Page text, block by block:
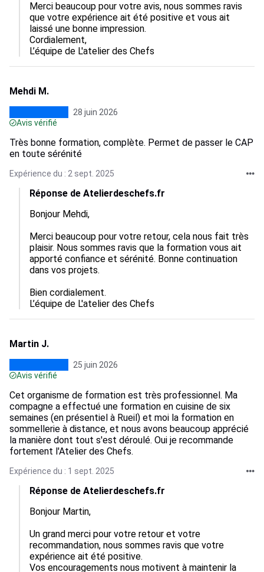
Merci beaucoup pour votre avis, nous sommes ravis
que votre expérience ait été positive et vous ait
laissé une bonne impression.
Cordialement,
L’équipe de L'atelier des Chefs
Mehdi M.
28 juin 2026
Avis vérifié
Très bonne formation, complète. Permet de passer le CAP
en toute sérénité
Expérience du : 2 sept. 2025
Réponse de Atelierdeschefs.fr
Bonjour Mehdi,
Merci beaucoup pour votre retour, cela nous fait très
plaisir. Nous sommes ravis que la formation vous ait
apporté confiance et sérénité. Bonne continuation
dans vos projets.
Bien cordialement.
L’équipe de L'atelier des Chefs
Martin J.
25 juin 2026
Avis vérifié
Cet organisme de formation est très professionnel. Ma
compagne a effectué une formation en cuisine de six
semaines (en présentiel à Rueil) et moi la formation en
sommellerie à distance, et nous avons beaucoup apprécié
la manière dont tout s'est déroulé. Oui je recommande
fortement l'Atelier des Chefs.
Expérience du : 1 sept. 2025
Réponse de Atelierdeschefs.fr
Bonjour Martin,
Un grand merci pour votre retour et votre
recommandation, nous sommes ravis que votre
expérience ait été positive.
Vos encouragements nous motivent à maintenir la